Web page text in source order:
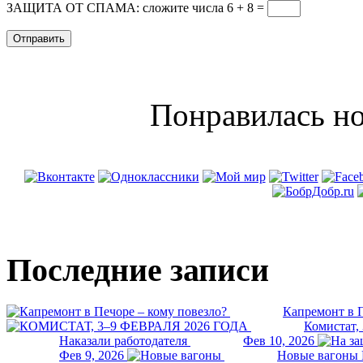
ЗАЩИТА ОТ СПАМА: сложите числа 6 + 8 =
Понравилась
Последние записи
Капремонт в
Комистат,
Наказали работодателя
Фев 10, 2026
Фев 9, 2026
Новые вагоны